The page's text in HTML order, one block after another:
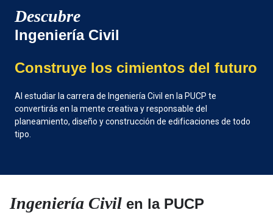
Descubre
Ingeniería Civil
Construye los cimientos del futuro
Al estudiar la carrera de Ingeniería Civil en la PUCP te
convertirás en la mente creativa y responsable del
planeamiento, diseño y construcción de edificaciones de todo
tipo.
Ingeniería Civil en la PUCP